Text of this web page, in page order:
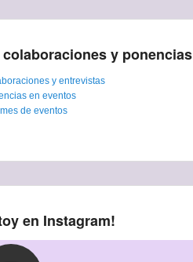
colaboraciones y ponencias
y entrevistas
en eventos
de eventos
en Instagram!